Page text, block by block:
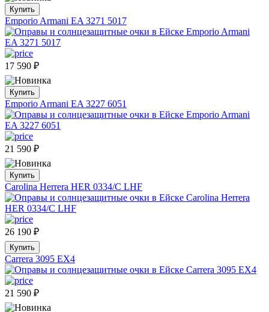
Купить
Emporio Armani EA 3271 5017
17 590 ₽
Купить
Emporio Armani EA 3227 6051
21 590 ₽
Купить
Carolina Herrera HER 0334/C LHF
26 190 ₽
Купить
Carrera 3095 EX4
21 590 ₽